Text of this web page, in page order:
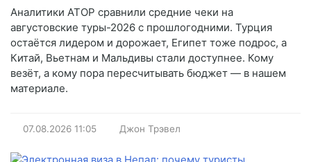
Аналитики АТОР сравнили средние чеки на
августовские туры-2026 с прошлогодними. Турция
остаётся лидером и дорожает, Египет тоже подрос, а
Китай, Вьетнам и Мальдивы стали доступнее. Кому
везёт, а кому пора пересчитывать бюджет — в нашем
материале.
07.08.2026 11:05 Джон Трэвел